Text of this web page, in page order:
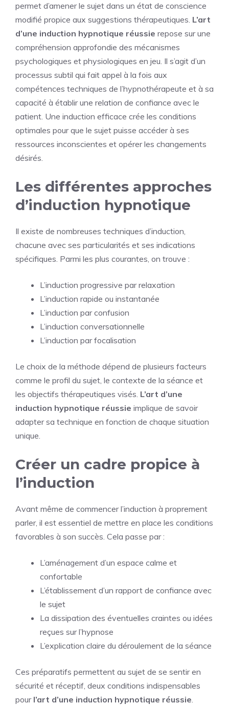
permet d’amener le sujet dans un état de conscience
modifié propice aux suggestions thérapeutiques. L’art
d’une induction hypnotique réussie repose sur une
compréhension approfondie des mécanismes
psychologiques et physiologiques en jeu. Il s’agit d’un
processus subtil qui fait appel à la fois aux
compétences techniques de l’hypnothérapeute et à sa
capacité à établir une relation de confiance avec le
patient. Une induction efficace crée les conditions
optimales pour que le sujet puisse accéder à ses
ressources inconscientes et opérer les changements
désirés.
Les différentes approches
d’induction hypnotique
Il existe de nombreuses techniques d’induction,
chacune avec ses particularités et ses indications
spécifiques. Parmi les plus courantes, on trouve :
L’induction progressive par relaxation
L’induction rapide ou instantanée
L’induction par confusion
L’induction conversationnelle
L’induction par focalisation
Le choix de la méthode dépend de plusieurs facteurs
comme le profil du sujet, le contexte de la séance et
les objectifs thérapeutiques visés. L’art d’une
induction hypnotique réussie implique de savoir
adapter sa technique en fonction de chaque situation
unique.
Créer un cadre propice à
l’induction
Avant même de commencer l’induction à proprement
parler, il est essentiel de mettre en place les conditions
favorables à son succès. Cela passe par :
L’aménagement d’un espace calme et
confortable
L’établissement d’un rapport de confiance avec
le sujet
La dissipation des éventuelles craintes ou idées
reçues sur l’hypnose
L’explication claire du déroulement de la séance
Ces préparatifs permettent au sujet de se sentir en
sécurité et réceptif, deux conditions indispensables
pour l’art d’une induction hypnotique réussie.